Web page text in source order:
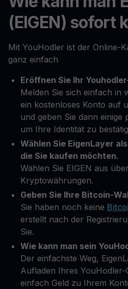
(EIGEN) sofort
Mit YouHodler ist der Online-
ganz einfach
Eröffnen Sie Ihr
Melden Sie sich einfach in
ein kostenloses Konto auf
und geben Sie dann einige
um Ihre Identität zu
Wählen Sie EigenLayer
die Sie kaufen möchten.
Wählen Sie EIGEN aus
Kryptowährungen.
Geben Sie Ihre Bitcoin-
Sie haben noch keine
erstellt nach der
Sie.
Wie kann man sein
Der einfachste Weg,
Aufladen Ihres YouHodler-
einfach Geld zu Ihrem